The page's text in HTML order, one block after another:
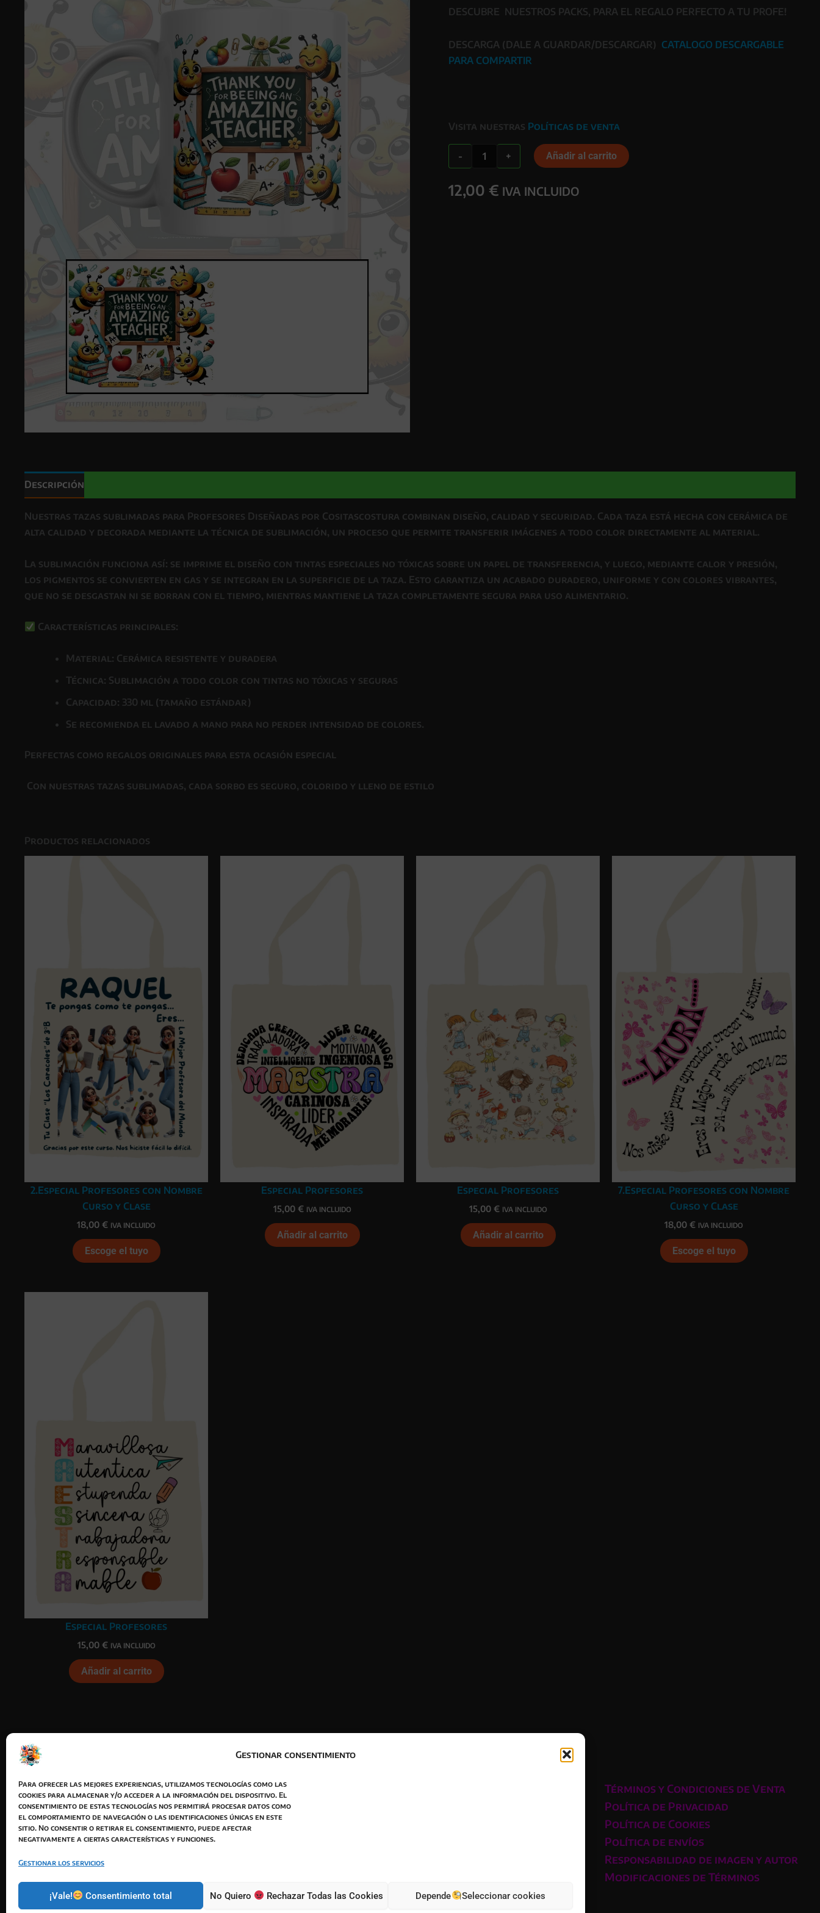
Gestionar consentimiento
Para ofrecer las mejores experiencias, utilizamos tecnologías como las
cookies para almacenar y/o acceder a la información del dispositivo. El
consentimiento de estas tecnologías nos permitirá procesar datos como
el comportamiento de navegación o las identificaciones únicas en este
sitio. No consentir o retirar el consentimiento, puede afectar
negativamente a ciertas características y funciones.
Gestionar los servicios
¡Vale! Consentimiento total No Quiero Rechazar Todas las Cookies Depende Seleccionar cookies
DESCUBRE NUESTROS PACKS, PARA EL REGALO PERFECTO A TU PROFE!
DESCARGA (DALE A GUARDAR/DESCARGAR) CATALOGO DESCARGABLE
PARA COMPARTIR
Visita nuestras Políticas de venta
-
PROFESORES
+ Añadir al carrito
12,00 € IVA INCLUIDO
Descripción
Nuestras tazas sublimadas para Profesores Diseñadas por Cositascostura combinan diseño, calidad y seguridad. Cada taza está hecha con cerámica de
alta calidad y decorada mediante la técnica de sublimación, un proceso que permite transferir imágenes a todo color directamente al material.
La sublimación funciona así: se imprime el diseño con tintas especiales no tóxicas sobre un papel de transferencia, y luego, mediante calor y presión,
los pigmentos se convierten en gas y se integran en la superficie de la taza. Esto garantiza un acabado duradero, uniforme y con colores vibrantes,
que no se desgastan ni se borran con el tiempo, mientras mantiene la taza completamente segura para uso alimentario.
Características principales:
Material: Cerámica resistente y duradera
Técnica: Sublimación a todo color con tintas no tóxicas y seguras
Capacidad: 330 ml (tamaño estándar)
Se recomienda el lavado a mano para no perder intensidad de colores.
Perfectas como regalos originales para esta ocasión especial
Con nuestras tazas sublimadas, cada sorbo es seguro, colorido y lleno de estilo
Productos relacionados
2.Especial Profesores con Nombre
Curso y Clase
18,00 € IVA INCLUIDO
Escoge el tuyo
Especial Profesores
15,00 € IVA INCLUIDO
Añadir al carrito
Especial Profesores
15,00 € IVA INCLUIDO
Añadir al carrito
7.Especial Profesores con Nombre
Curso y Clase
18,00 € IVA INCLUIDO
Escoge el tuyo
Especial Profesores
15,00 € IVA INCLUIDO
Añadir al carrito
Newsletter
Términos y Condiciones de Venta
Política de Privacidad
Política de Cookies
Política de envíos
Responsabilidad de imagen y autor
Modificaciones de Términos